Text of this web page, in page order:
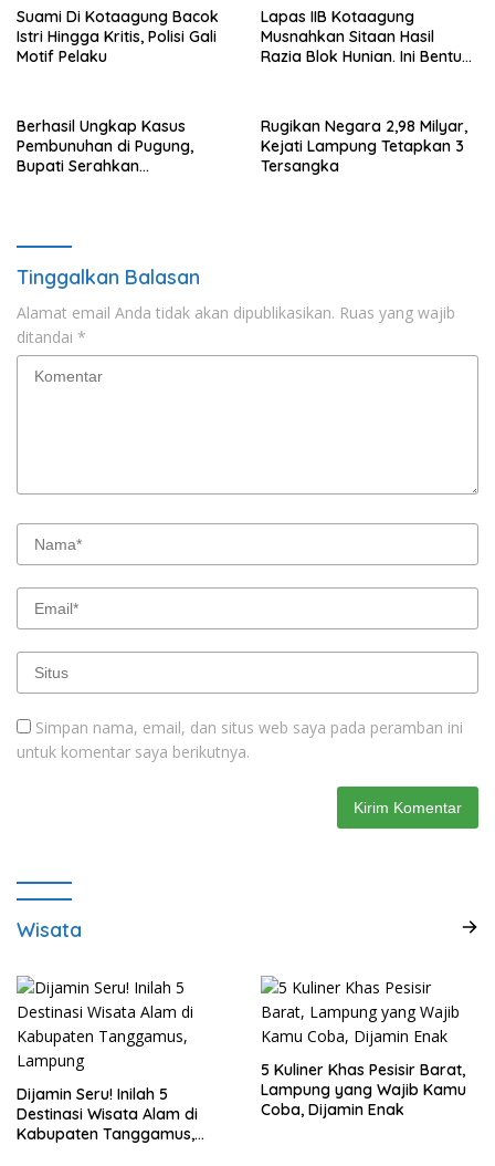
Suami Di Kotaagung Bacok
Istri Hingga Kritis, Polisi Gali
Motif Pelaku
Lapas IIB Kotaagung
Musnahkan Sitaan Hasil
Razia Blok Hunian. Ini Bentuk
Berhasil Ungkap Kasus
Pembunuhan di Pugung,
Bupati Serahkan
Rugikan Negara 2,98 Milyar,
Kejati Lampung Tetapkan 3
Tersangka
Tinggalkan Balasan
Alamat email Anda tidak akan dipublikasikan. Ruas yang wajib
ditandai *
Simpan nama, email, dan situs web saya pada peramban ini
untuk komentar saya berikutnya.
Wisata
Dijamin Seru! Inilah 5
Destinasi Wisata Alam di
Kabupaten Tanggamus,
5 Kuliner Khas Pesisir Barat,
Lampung yang Wajib Kamu
Coba, Dijamin Enak